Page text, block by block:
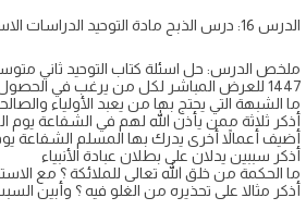
الدرس 16: درس الذبح مادة التوحيد الدراسات الاسلامية للصف الثاني المتوسط الفصل الدراسي الاول الوحدة الثالثة عبادات وقع فيها الشرك شرح وحل الدرس الحادي
1447 للعرض المباشر لكل من يرغب في الحصول عليها بسهولة ويسر
ما الشبهة التي يحتج بها من يعبد الأولياء
أذكر ثلاثة ممن يأذن الله لهم في الشفاعة يوم
أضيف أعمالاً أخرى يدرك بها المسلم الشفاعة
أذكر سببين يدلان على بطلان عبادة الأنبياء
ما الحكمة من خلق الله تعالى للملائكة ؟ مع
أذكر مثالا على تحذيره من الغلو فيه ؟ وأبين